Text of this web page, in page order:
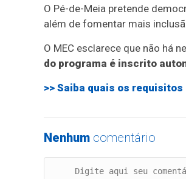
O Pé-de-Meia pretende
além de fomentar mais
O MEC esclarece que não há
do programa é inscrito
>> Saiba quais os
Nenhum comentário